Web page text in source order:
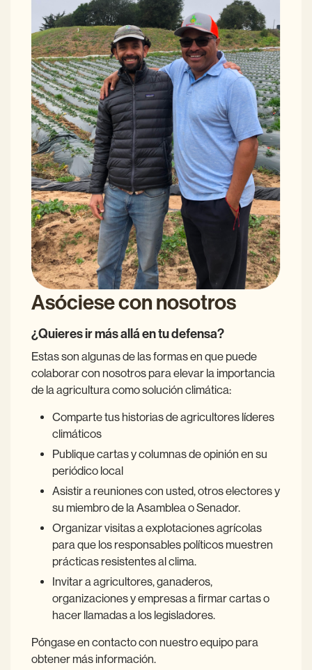
Asóciese con nosotros
¿Quieres ir más allá en tu defensa?
Estas son algunas de las formas en que puede
colaborar con nosotros para elevar la importancia
de la agricultura como solución climática:
Comparte tus historias de agricultores líderes
climáticos
Publique cartas y columnas de opinión en su
periódico local
Asistir a reuniones con usted, otros electores y
su miembro de la Asamblea o Senador.
Organizar visitas a explotaciones agrícolas
para que los responsables políticos muestren
prácticas resistentes al clima.
Invitar a agricultores, ganaderos,
organizaciones y empresas a firmar cartas o
hacer llamadas a los legisladores.
Póngase en contacto con nuestro equipo para
obtener más información.